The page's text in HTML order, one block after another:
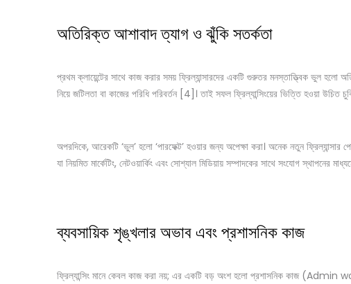
অতিরিক্ত আশাবাদ ত্যাগ ও ঝুঁকি সতর্কতা
প্রথম ক্লায়েন্টের সাথে কাজ করার সময় ফ্রিল্যান্সারদের একটি গুরুতর মনস্তাত্ত্বিক ভুল হলো
নিয়ে জটিলতা বা কাজের পরিধি পরিবর্তন [4]। তাই সফল ফ্রিল্যান্সিংয়ের ভিত্তি হওয়া উচিত
অপরদিকে, আরেকটি ‘ভুল’ হলো ‘পারফেক্ট’ হওয়ার জন্য অপেক্ষা করা। অনেক নতুন
যা নিয়মিত মার্কেটিং, নেটওয়ার্কিং এবং সোশ্যাল মিডিয়ায় সম্পাদকের সাথে সংযোগ স্থাপনের
ব্যবসায়িক শৃঙ্খলার অভাব এবং প্রশাসনিক কাজ
ফ্রিল্যান্সিং মানে কেবল কাজ করা নয়; এর একটি বড় অংশ হলো প্রশাসনিক কাজ (Admin